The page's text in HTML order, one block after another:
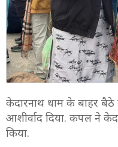
केदारनाथ धाम के बाहर
आशीर्वाद दिया. कपल ने
किया.